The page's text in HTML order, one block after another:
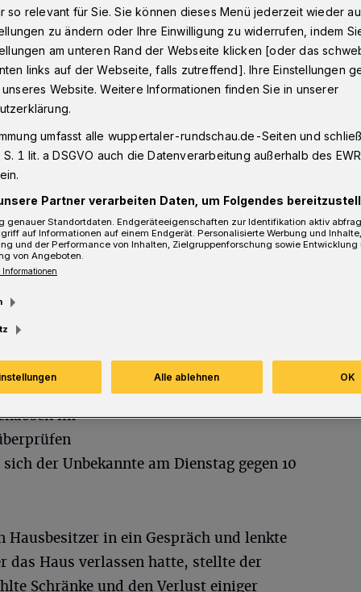
erbeutet
eines Seniors hatte es ein
April 2021) in der Straße Höhe in
Als „falscher Elektriker“ erbeutete
im
der Unbekannte am Dienstag gegen 10
Hausbesitzer in ein Gespräch und lenkte
das Haus verlassen hatte, stellte der
Schränke und den Verlust einiger
so relevant für Sie. Sie können dieses Menü jederzeit wieder
zu ändern oder Ihre Einwilligung zu widerrufen, indem
am unteren Rand der Webseite klicken [oder das
links auf der Webseite, falls zutreffend]. Ihre Einstellungen
Website. Weitere Informationen finden Sie in unserer
umfasst alle wuppertaler-rundschau.de-Seiten und
1 lit. a DSGVO auch die Datenverarbeitung außerhalb des
Partner verarbeiten Daten, um Folgendes
genauer Standortdaten. Endgeräteeigenschaften zur Identifikation aktiv
auf Informationen auf einem Endgerät. Personalisierte Werbung und
und der Performance von Inhalten, Zielgruppenforschung sowie Entwicklung
von Angeboten.
Alle ablehnen OK